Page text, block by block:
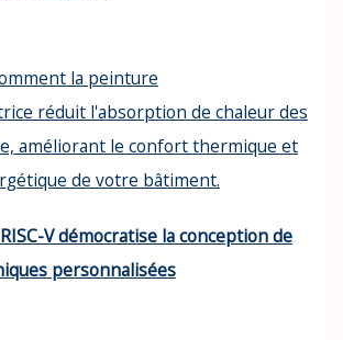
V démocratise la conception de
personnalisées